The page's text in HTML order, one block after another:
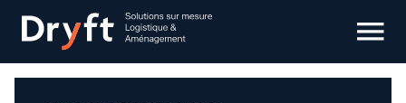
content